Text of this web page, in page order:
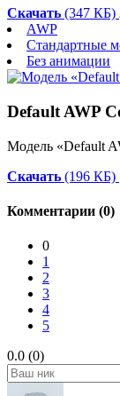
Скачать (347 КБ)
AWP
Стандартные
Без анимации
Default AWP
Модель «Default
Скачать (196 КБ)
Комментарии (0)
0
1
2
3
4
5
0.0 (0)